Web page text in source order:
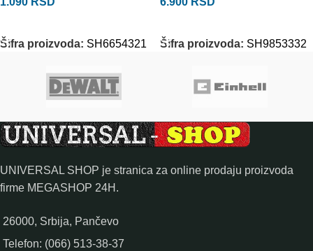
Šifra proizvoda: SH6654321 Šifra proizvoda: SH9853332
UNIVERSAL SHOP je stranica za online prodaju proizvoda
firme MEGASHOP 24H.
26000, Srbija, Pančevo
Telefon: (066) 513-38-37